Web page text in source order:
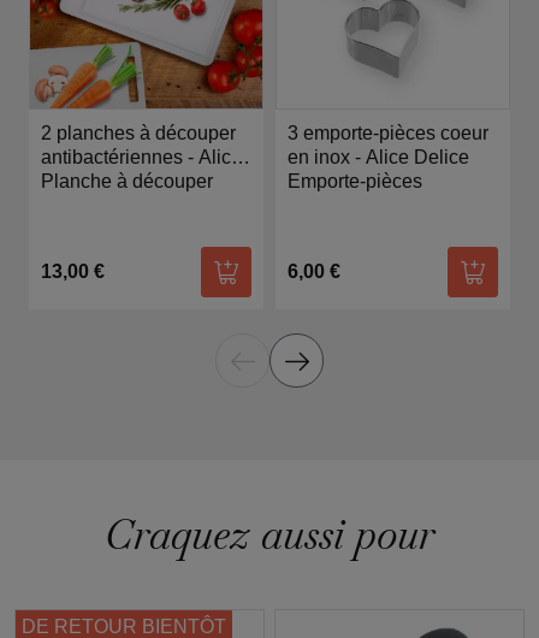
2 planches à découper
antibactériennes - Alice
Délice
Planche à découper
13,00 €
Ajouter au panier
3 emporte-pièces coeur
en inox - Alice Delice
Emporte-pièces
6,00 €
Ajouter
Craquez aussi pour
DE RETOUR BIENTÔT